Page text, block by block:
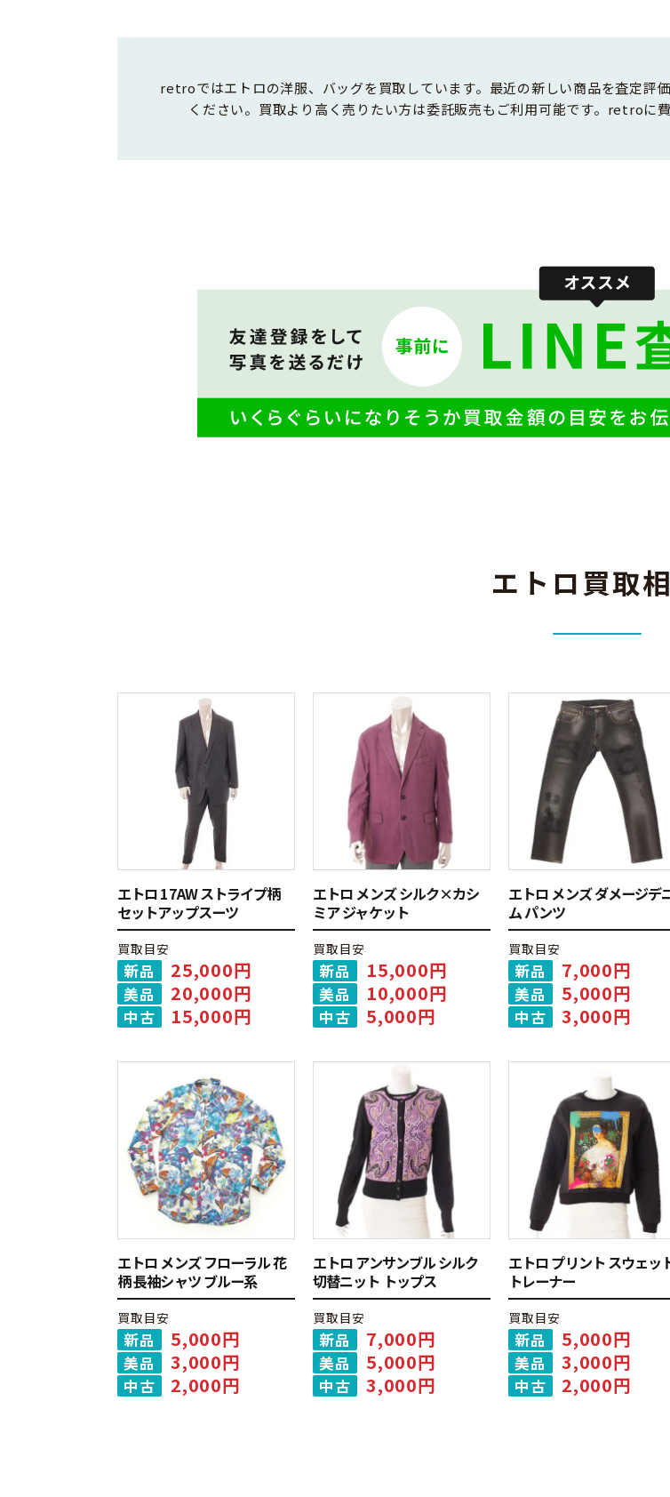
retroではエトロの洋服、バッグを買取しています。最近の新しい商品を査定評
ください。買取より高く売りたい方は委託販売もご利用可能です。retroに
エトロ買取
エトロ 17AW ストライプ柄
セットアップスーツ
買取目安
新品 25,000円
美品 20,000円
中古 15,000円
エトロ メンズ シルク×カシ
ミア ジャケット
買取目安
新品 15,000円
美品 10,000円
中古 5,000円
エトロ メンズ ダメージデ
ム パンツ
買取目安
新品 7,000円
美品 5,000円
中古 3,000円
エトロ メンズ フローラル 花
柄 長袖シャツ ブルー系
買取目安
新品 5,000円
美品 3,000円
中古 2,000円
エトロ アンサンブル シルク
切替ニット トップス
買取目安
新品 7,000円
美品 5,000円
中古 3,000円
エトロ プリント スウェッ
トレーナー
買取目安
新品 5,000円
美品 3,000円
中古 2,000円